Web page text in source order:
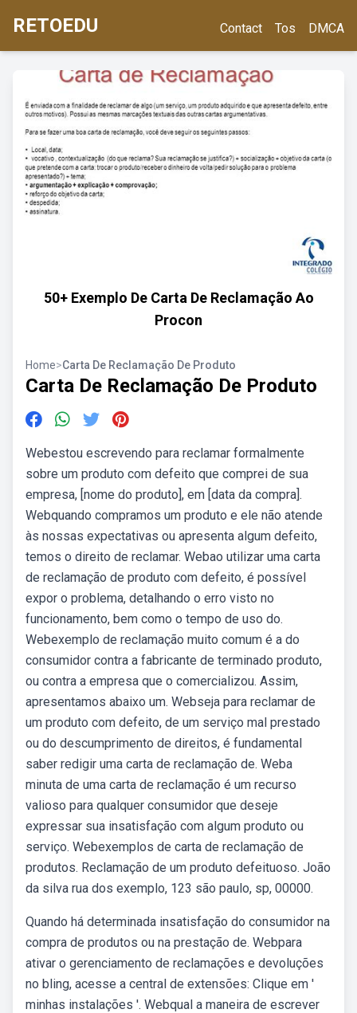
RETOEDU Contact Tos DMCA
50+ Exemplo De Carta De Reclamação Ao
Procon
Home>Carta De Reclamação De Produto
Carta De Reclamação De Produto
Webestou escrevendo para reclamar formalmente
sobre um produto com defeito que comprei de sua
empresa, [nome do produto], em [data da compra].
Webquando compramos um produto e ele não atende
às nossas expectativas ou apresenta algum defeito,
temos o direito de reclamar. Webao utilizar uma carta
de reclamação de produto com defeito, é possível
expor o problema, detalhando o erro visto no
funcionamento, bem como o tempo de uso do.
Webexemplo de reclamação muito comum é a do
consumidor contra a fabricante de terminado produto,
ou contra a empresa que o comercializou. Assim,
apresentamos abaixo um. Webseja para reclamar de
um produto com defeito, de um serviço mal prestado
ou do descumprimento de direitos, é fundamental
saber redigir uma carta de reclamação de. Weba
minuta de uma carta de reclamação é um recurso
valioso para qualquer consumidor que deseje
expressar sua insatisfação com algum produto ou
serviço. Webexemplos de carta de reclamação de
produtos. Reclamação de um produto defeituoso. João
da silva rua dos exemplo, 123 são paulo, sp, 00000.
Quando há determinada insatisfação do consumidor na
compra de produtos ou na prestação de. Webpara
ativar o gerenciamento de reclamações e devoluções
no bling, acesse a central de extensões: Clique em '
minhas instalações '. Webqual a maneira de escrever